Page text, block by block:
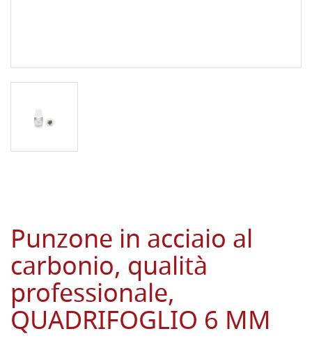
Punzone in acciaio al
carbonio, qualità
professionale,
QUADRIFOGLIO 6 MM